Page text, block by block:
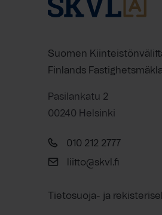
Suomen
Finlands
Pasilankatu 2
00240 Helsinki
010 212 2777
liitto@skvl.fi
Tietosuoja- ja